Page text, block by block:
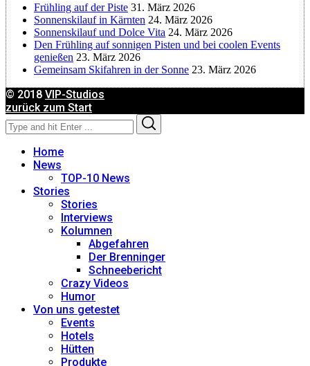
Christoph Schrahe
Constanze Buss
Dagmar Gehm
Derk Hoberg
Eliane Droemer
Elsa Honecker
Fred Fettner
Georg Weindl
Gerhard Fuhrmann
Frühling auf der Piste 31. März 2026
Sonnenskilauf in Kärnten 24. März 2026
Sonnenskilauf und Dolce Vita 24. März 2026
Den Frühling auf sonnigen Pisten und bei coolen Events
genießen 23. März 2026
Gemeinsam Skifahren in der Sonne 23. März 2026
© 2018 VIP-Studios
zurück zum Start
Search
for:
Home
News
TOP-10 News
Stories
Stories
Interviews
Kolumnen
Abgefahren
Der Brenninger
Schneebericht
Crazy Videos
Humor
Von uns getestet
Events
Hotels
Hütten
Produkte